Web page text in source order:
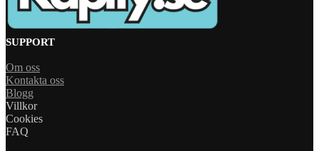
SUPPORT
Om oss
Kontakta oss
Blogg
Villkor
Cookies
FAQ